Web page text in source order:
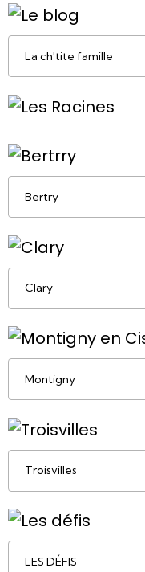
La ch'tite famille
Bertry
Clary
Montigny
Troisvilles
LES DÉFIS